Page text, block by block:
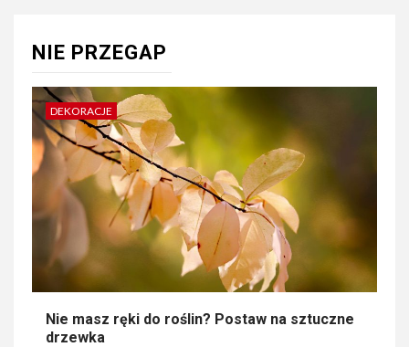
NIE PRZEGAP
DEKORACJE
Nie masz ręki do roślin? Postaw na sztuczne
drzewka